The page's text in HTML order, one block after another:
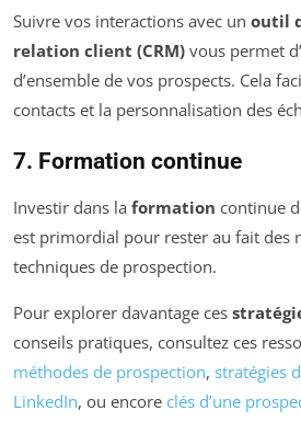
Suivre vos interactions avec un outil
relation client (CRM) vous permet
d’ensemble de vos prospects. Cela
contacts et la personnalisation des
7. Formation continue
Investir dans la formation continue
est primordial pour rester au fait des
techniques de prospection.
Pour explorer davantage ces
conseils pratiques, consultez ces
méthodes de prospection, stratégies
LinkedIn, ou encore clés d’une